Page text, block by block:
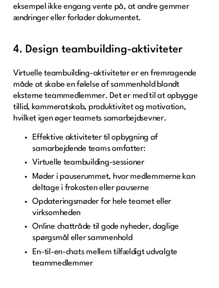
eksempel ikke engang vente på, at andre gemmer
ændringer eller forlader dokumentet.
4. Design teambuilding-aktiviteter
Virtuelle teambuilding-aktiviteter er en fremragende
måde at skabe en følelse af sammenhold blandt
eksterne teammedlemmer. Det er med til at opbygge
tillid, kammeratskab, produktivitet og motivation,
hvilket igen øger teamets samarbejdsevner.
Effektive aktiviteter til opbygning af
samarbejdende teams omfatter:
Virtuelle teambuilding-sessioner
Møder i pauserummet, hvor medlemmerne kan
deltage i frokosten eller pauserne
Opdateringsmøder for hele teamet eller
virksomheden
Online chattråde til gode nyheder, daglige
spørgsmål eller sammenhold
En-til-en-chats mellem tilfældigt udvalgte
teammedlemmer